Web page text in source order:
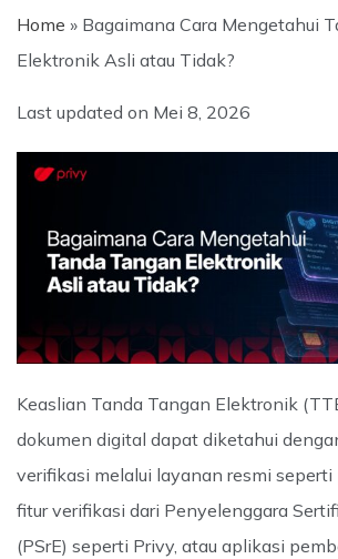
Home » Bagaimana Cara Mengetahui
Elektronik Asli atau Tidak?
Last updated on Mei 8, 2026
Keaslian Tanda Tangan Elektronik
dokumen digital dapat diketahui
verifikasi melalui layanan resmi seperti
fitur verifikasi dari Penyelenggara
(PSrE) seperti Privy, atau aplikasi